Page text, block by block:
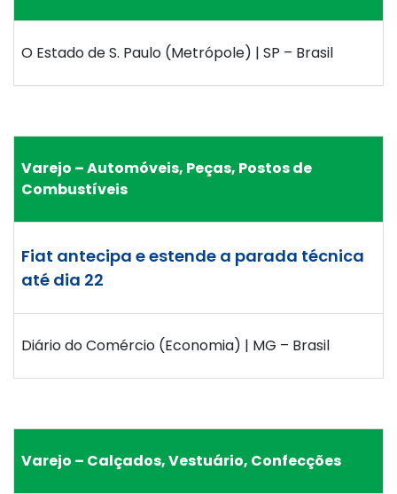
O Estado de S. Paulo (Metrópole) | SP – Brasil
Varejo – Automóveis, Peças, Postos de
Combustíveis
Fiat antecipa e estende a parada técnica
até dia 22
Diário do Comércio (Economia) | MG – Brasil
Varejo – Calçados, Vestuário, Confecções